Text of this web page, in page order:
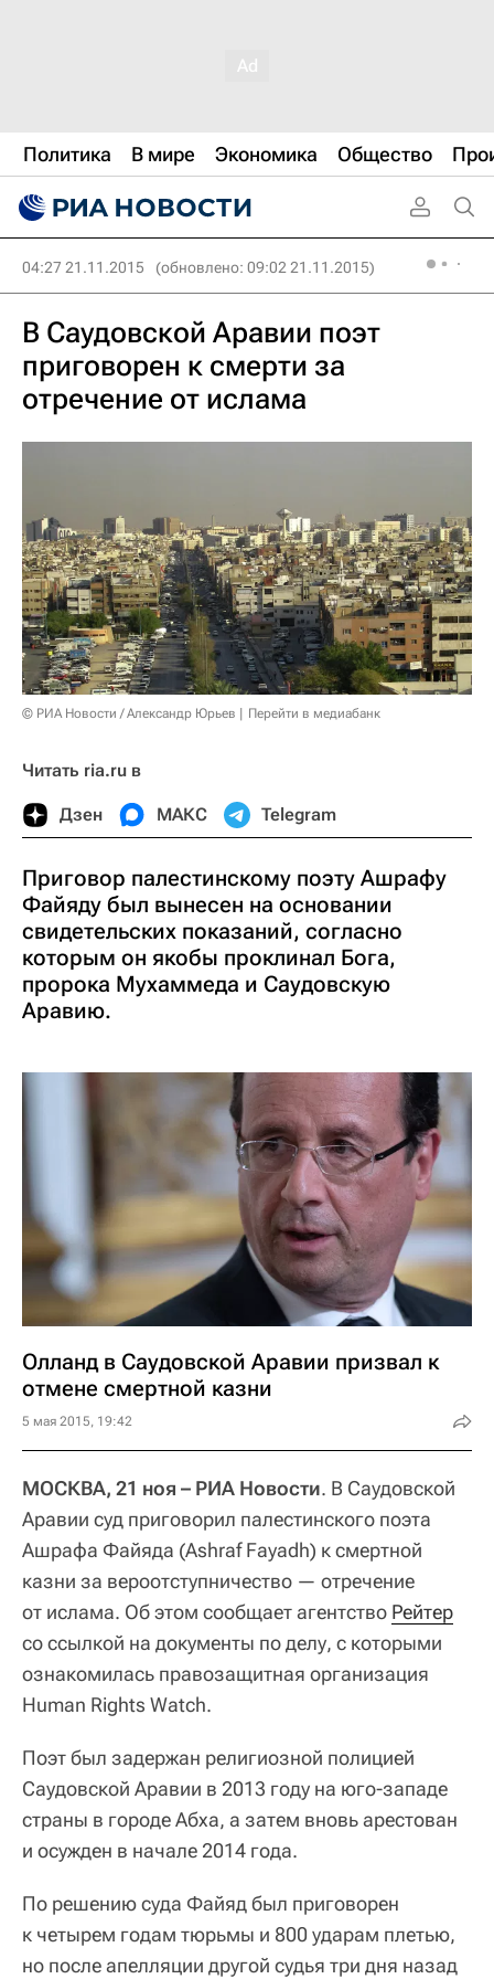
Политика В мире Экономика Общество
04:27 21.11.2015 (обновлено: 09:02 21.11.2015)
В Саудовской Аравии поэт
приговорен к смерти за
отречение от ислама
© РИА Новости / Александр Юрьев Перейти в медиабанк
Читать ria.ru в
Дзен МАКС Telegram
Приговор палестинскому поэту Ашрафу
Файяду был вынесен на основании
свидетельских показаний, согласно
которым он якобы проклинал Бога,
пророка Мухаммеда и Саудовскую
Аравию.
Олланд в Саудовской Аравии призвал к
отмене смертной казни
5 мая 2015, 19:42
МОСКВА, 21 ноя – РИА Новости. В Саудовской
Аравии суд приговорил палестинского поэта
Ашрафа Файяда (Ashraf Fayadh) к смертной
казни за вероотступничество — отречение
от ислама. Об этом сообщает агентство Рейтер
со ссылкой на документы по делу, с которыми
ознакомилась правозащитная организация
Human Rights Watch.
Поэт был задержан религиозной полицией
Саудовской Аравии в 2013 году на юго-западе
страны в городе Абха, а затем вновь арестован
и осужден в начале 2014 года.
По решению суда Файяд был приговорен
к четырем годам тюрьмы и 800 ударам плетью,
но после апелляции другой судья три дня назад